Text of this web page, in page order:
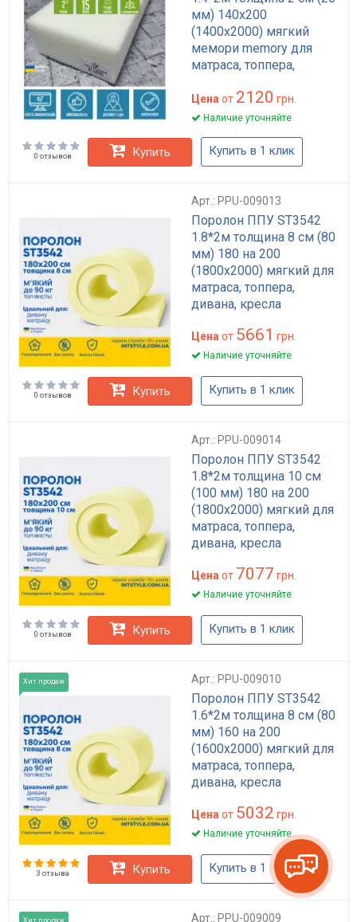
мм) 140х200
(1400х2000) мягкий
мемори memory для
матраса, топпера,
Цена от 2120 грн.
Наличие уточняйте
0 отзывов Купить Купить в 1 клик
Арт.: PPU-009013
Поролон ППУ ST3542
1.8*2м толщина 8 см (80
мм) 180 на 200
(1800х2000) мягкий для
матраса, топпера,
дивана, кресла
Цена от 5661 грн.
Наличие уточняйте
0 отзывов Купить Купить в 1 клик
Арт.: PPU-009014
Поролон ППУ ST3542
1.8*2м толщина 10 см
(100 мм) 180 на 200
(1800х2000) мягкий для
матраса, топпера,
дивана, кресла
Цена от 7077 грн.
Наличие уточняйте
0 отзывов Купить Купить в 1 клик
Хит продаж Арт.: PPU-009010
Поролон ППУ ST3542
1.6*2м толщина 8 см (80
мм) 160 на 200
(1600х2000) мягкий для
матраса, топпера,
дивана, кресла
Цена от 5032 грн.
Наличие уточняйте
3 отзыва Купить Купить в 1 клик
Хит продаж Арт.: PPU-009009